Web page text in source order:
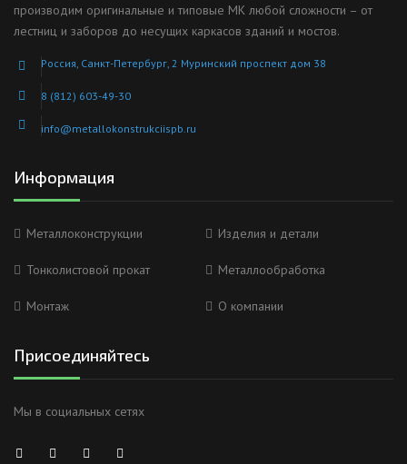
производим оригинальные и типовые МК любой сложности – от
лестниц и заборов до несущих каркасов зданий и мостов.
Россия, Санкт-Петербург, 2 Муринский проспект дом 38
8 (812) 603-49-30
info@metallokonstrukciispb.ru
Информация
Металлоконструкции Изделия и детали
Тонколистовой прокат Металлообработка
Монтаж О компании
Присоединяйтесь
Мы в социальных сетях